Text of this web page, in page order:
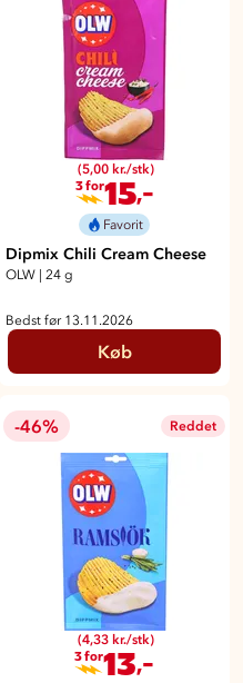
(5,00 kr./stk)
3 for15,-
Favorit
Dipmix Chili Cream Cheese
OLW | 24 g
Bedst før 13.11.2026
Køb
-46% Reddet
(4,33 kr./stk)
3 for13,-